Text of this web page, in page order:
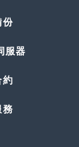
份
服器